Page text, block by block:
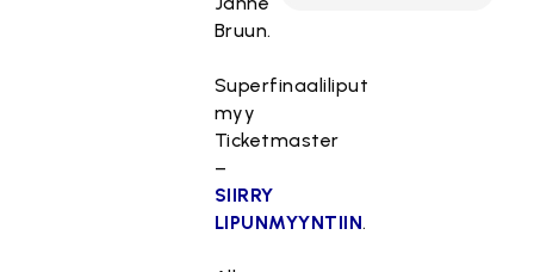
Bruun.
Superfinaaliliput
myy
Ticketmaster
–
SIIRRY
LIPUNMYYNTIIN.
T